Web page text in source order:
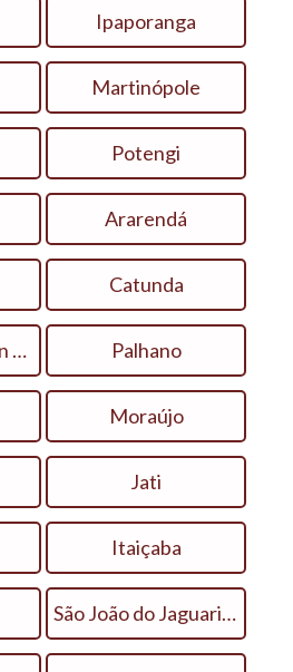
Ipaporanga
Martinópole
Potengi
Ararendá
Catunda
Deputado Irapuan Pinheiro Palhano
Moraújo
Jati
Itaiçaba
São João do Jaguaribe